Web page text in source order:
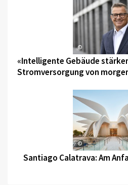
©
«Intelligente Gebäude
Stromversorgung von
©
Santiago Calatrava: Am